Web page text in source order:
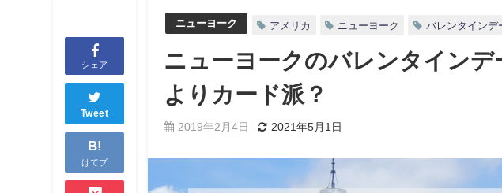
シェア
Tweet
B!
はてブ
ニューヨーク アメリカ ニューヨーク バレンタインデ
ニューヨークのバレンタインデ
よりカード派？
2019年2月4日 2021年5月1日